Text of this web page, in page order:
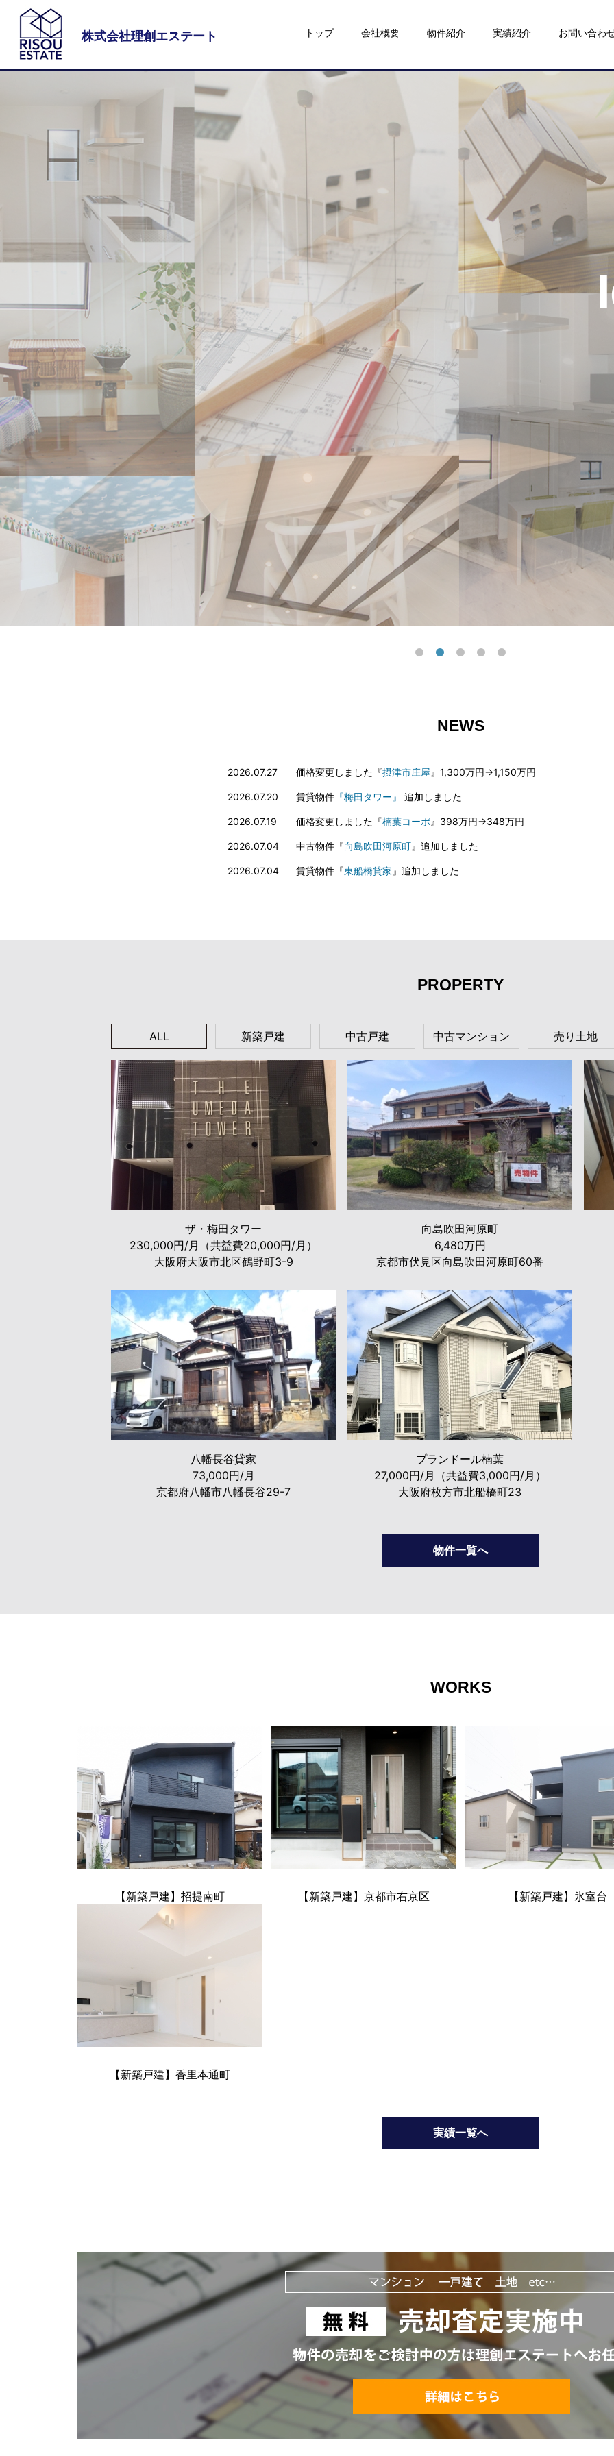
株式会社理創エステート トップ 会社概要 物件紹介 実績紹介 お問い合わ
NEWS
2026.07.27 価格変更しました『摂津市庄屋 』1,300万円→1,150万円
2026.07.20 賃貸物件 『梅田タワー』 追加しました
2026.07.19 価格変更しました『楠葉コーポ 』398万円→348万円
2026.07.04 中古物件『向島吹田河原町』追加しました
2026.07.04 賃貸物件『東船橋貸家 』追加しました
PROPERTY
ALL 新築戸建 中古戸建 中古マンション 売り土地
ザ・梅田タワー
230,000円/月（共益費20,000円/月）
大阪府大阪市北区鶴野町3-9
向島吹田河原町
6,480万円
京都市伏見区向島吹田河原町60番
八幡長谷貸家
73,000円/月
京都府八幡市八幡長谷29-7
プランドール楠葉
27,000円/月（共益費3,000円/月）
大阪府枚方市北船橋町23
物件一覧へ
WORKS
【新築戸建】招提南町 【新築戸建】京都市右京区 【新築戸建】氷室台
【新築戸建】香里本通町
実績一覧へ